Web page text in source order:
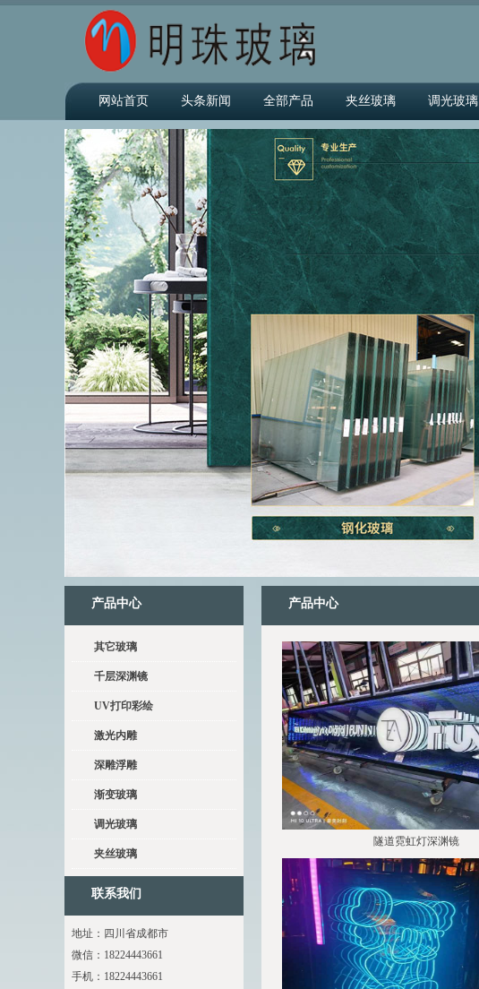
网站首页 头条新闻 全部产品 夹丝玻璃 调光玻璃
产品中心
其它玻璃
千层深渊镜
UV打印彩绘
激光内雕
深雕浮雕
渐变玻璃
调光玻璃
夹丝玻璃
联系我们
地址：四川省成都市
微信：18224443661
手机：18224443661
产品中心
隧道霓虹灯深渊镜